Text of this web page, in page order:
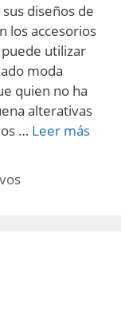
diseños de
los accesorios
utilizar
moda
quien no ha
alterativas
… Leer más